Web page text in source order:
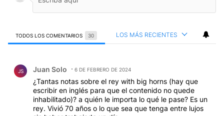
TODOS LOS COMENTARIOS 30 LOS MÁS RECIENTES
JS Juan Solo 6 DE FEBRERO DE 2024
¿Tantas notas sobre el rey with big horns (hay que
escribir en inglés para que el contenido no quede
inhabilitado)? a quién le importa lo qué le pase? Es un
rey. Vivió 70 años o lo que sea que tenga entre lujos